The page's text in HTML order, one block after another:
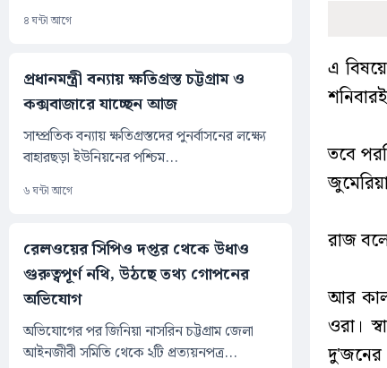
৪ ঘন্টা আগে
প্রধানমন্ত্রী বন্যায় ক্ষতিগ্রস্ত চট্টগ্রাম ও
কক্সবাজারে যাচ্ছেন আজ
সাম্প্রতিক বন্যায় ক্ষতিগ্রস্তদের পুনর্বাসনের লক্ষ্যে
বাহারছড়া ইউনিয়নের পশ্চিম...
৬ ঘন্টা আগে
রেলওয়ের সিপিও দপ্তর থেকে উধাও
গুরুত্বপূর্ণ নথি, উঠছে তথ্য গোপনের
অভিযোগ
অভিযোগের পর জিনিয়া নাসরিন চট্টগ্রাম জেলা
আইনজীবী সমিতি থেকে ২টি প্রত্যয়নপত্র...
এ
তবে
রাজ
আর কাল
ওরা।
দু'জনের।